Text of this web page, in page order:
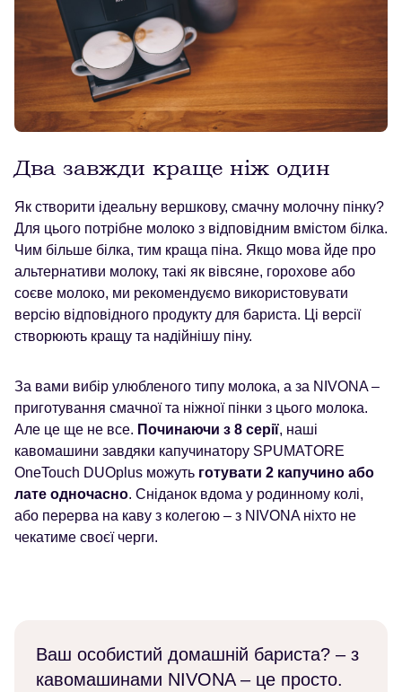
Два завжди краще ніж один
Як створити ідеальну вершкову, смачну молочну пінку?
Для цього потрібне молоко з відповідним вмістом білка.
Чим більше білка, тим краща піна. Якщо мова йде про
альтернативи молоку, такі як вівсяне, горохове або
соєве молоко, ми рекомендуємо використовувати
версію відповідного продукту для бариста. Ці версії
створюють кращу та надійнішу піну.
За вами вибір улюбленого типу молока, а за NIVONA –
приготування смачної та ніжної пінки з цього молока.
Але це ще не все. Починаючи з 8 серії, наші
кавомашини завдяки капучинатору SPUMATORE
OneTouch DUOplus можуть готувати 2 капучино або
лате одночасно. Сніданок вдома у родинному колі,
або перерва на каву з колегою – з NIVONA ніхто не
чекатиме своєї черги.
Ваш особистий домашній бариста? – з
кавомашинами NIVONA – це просто.